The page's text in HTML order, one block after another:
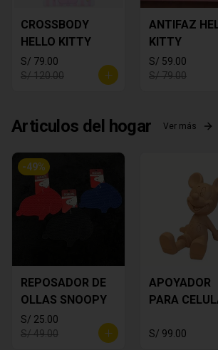
CROSSBODY
HELLO KITTY
S/ 79.00
S/ 120.00
ANTIFAZ
KITTY
S/ 59.00
S/ 79.00
Articulos del hogar Ver más
-49%
REPOSADOR DE
OLLAS SNOOPY
S/ 25.00
S/ 49.00
APOYADOR
PARA
S/ 99.00